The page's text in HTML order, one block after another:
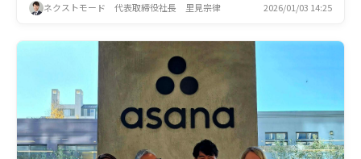
ネクストモード 代表取締役社長 里見宗律 2026/01/03 14:25